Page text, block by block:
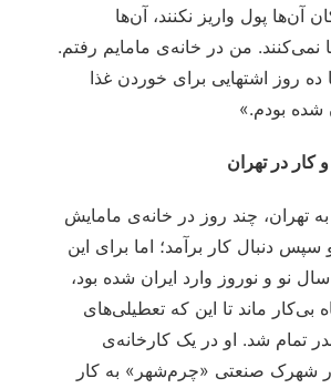
آن‌ها پول واریز نکنند، آن‌ها
نمی‌کنند. من در خانه‌ی مامایم رفتم.
ده روز اشتهایی برای خوردن غذا
شده بودم.»
در تهران
تهران، چند روز در خانه‌ی مامایش
دنبال کار برآمد؛ اما برای این
نو و نوروز وارد ایران شده بود،
بی‌کار ماند تا این که تعطیلی‌های
تمام شد. او در یک کارخانه‌ی
شهرک صنعتی «چرم‌شهر» به کار